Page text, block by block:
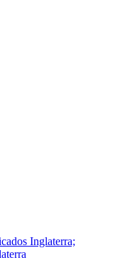
Inglaterra;